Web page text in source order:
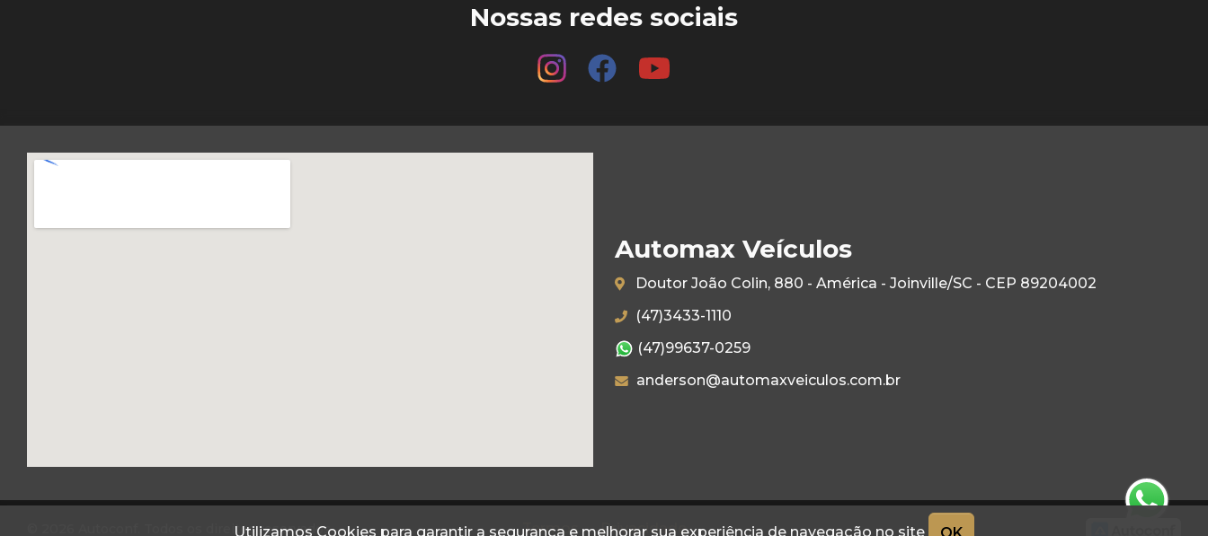
Utilizamos Cookies para garantir a segurança e melhorar sua experiência de navegação no site
Nossas redes sociais
Automax Veículos
Doutor João Colin, 880 - América - Joinville/SC - CEP 89204002
(47)3433-1110
(47)99637-0259
anderson@automaxveiculos.com.br
© 2026 Autoconf. Todos os direitos reservados. Termos Privacidade